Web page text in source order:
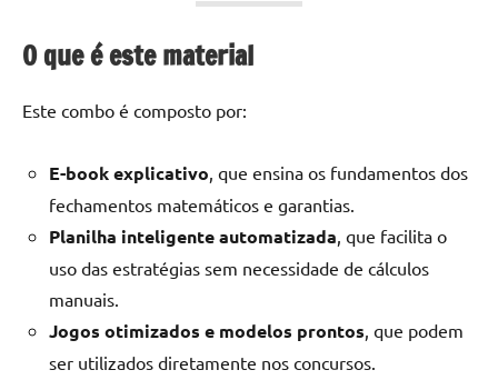
l
i
e
O que é este material
Este combo é composto por:
E-book explicativo , que ensina os fundamentos dos
fechamentos matemáticos e garantias.
Planilha inteligente automatizada , que facilita o
uso das estratégias sem necessidade de cálculos
manuais.
Jogos otimizados e modelos prontos , que podem
ser utilizados diretamente nos concursos.